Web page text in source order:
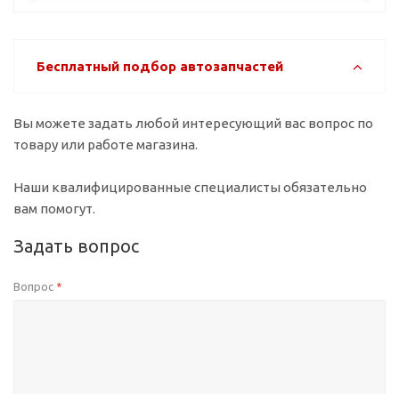
Бесплатный подбор автозапчастей
Вы можете задать любой интересующий вас вопрос по
товару или работе магазина.
Наши квалифицированные специалисты обязательно
вам помогут.
Задать вопрос
Вопрос *